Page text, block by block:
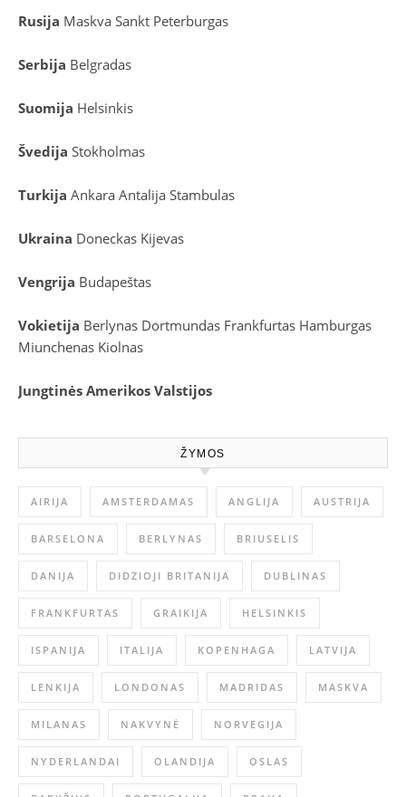
Rusija Maskva Sankt Peterburgas
Serbija Belgradas
Suomija Helsinkis
Švedija Stokholmas
Turkija Ankara Antalija Stambulas
Ukraina Doneckas Kijevas
Vengrija Budapeštas
Vokietija Berlynas Dortmundas Frankfurtas Hamburgas
Miunchenas Kiolnas
Jungtinės Amerikos Valstijos
ŽYMOS
AIRIJA AMSTERDAMAS ANGLIJA AUSTRIJA
BARSELONA BERLYNAS BRIUSELIS
DANIJA DIDZIOJI BRITANIJA DUBLINAS
FRANKFURTAS GRAIKIJA HELSINKIS
ISPANIJA ITALIJA KOPENHAGA LATVIJA
LENKIJA LONDONAS MADRIDAS MASKVA
MILANAS NAKVYNĖ NORVEGIJA
NYDERLANDAI OLANDIJA OSLAS